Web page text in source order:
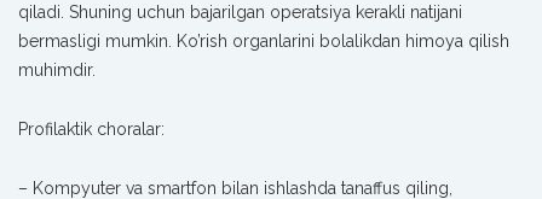
qiladi. Shuning uchun bajarilgan operatsiya kerakli natijani
bermasligi mumkin. Ko’rish organlarini bolalikdan himoya qilish
muhimdir.
Profilaktik choralar:
– Kompyuter va smartfon bilan ishlashda tanaffus qiling,